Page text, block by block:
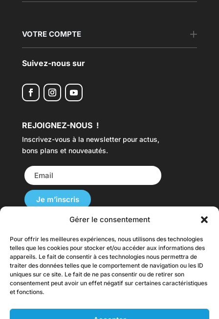
Gérer le consentement
Pour offrir les meilleures expériences, nous utilisons des technologies
telles que les cookies pour stocker et/ou accéder aux informations des
appareils. Le fait de consentir à ces technologies nous permettra de
traiter des données telles que le comportement de navigation ou les ID
uniques sur ce site. Le fait de ne pas consentir ou de retirer son
consentement peut avoir un effet négatif sur certaines caractéristiques
et fonctions.
VOTRE COMPTE
Suivez-nous sur
REJOIGNEZ-NOUS !
Inscrivez-vous à la newsletter pour actus,
bons plans et nouveautés.
Nos Cartes du Monde sont disponibles dans
plusieurs langues et livrées dans le monde.
originalmap.fr |
originalmap.it|
originalmap.es| originalmap.de|